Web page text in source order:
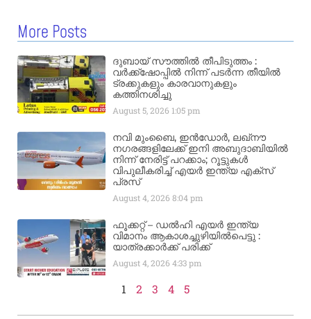
More Posts
ദുബായ് സൗത്തിൽ തീപിടുത്തം :
വർക്ക്‌ഷോപ്പിൽ നിന്ന് പടർന്ന തീയിൽ
ട്രക്കുകളും കാരവാനുകളും
കത്തിനശിച്ചു
August 5, 2026 1:05 pm
നവി മുംബൈ, ഇൻഡോർ, ലഖ്നൗ
നഗരങ്ങളിലേക്ക് ഇനി അബുദാബിയിൽ
നിന്ന് നേരിട്ട് പറക്കാം; റൂട്ടുകൾ
വിപുലീകരിച്ച് എയർ ഇന്ത്യ എക്സ്
പ്രസ്
August 4, 20268:04 pm
ഫൂക്കറ്റ് – ഡൽഹി എയര്‍ ഇന്ത്യ
വിമാനം ആകാശച്ചുഴിയില്‍പെട്ടു :
യാത്രക്കാര്‍ക്ക് പരിക്ക്
August 4, 20264:33 pm
1 2 3 4 5